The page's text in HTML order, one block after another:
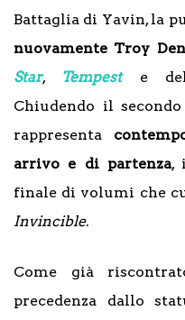
Battaglia di Yavin, la
nuovamente Troy
Star, Tempeste
Chiudendo il
rappresenta
arrivo e di partenza,
finale di volumi che
Invincible.
Come già
precedenza dallo